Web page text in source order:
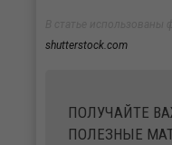
shutterstock.com
ПОЛУЧАЙТЕ
ПОЛЕЗНЫЕ